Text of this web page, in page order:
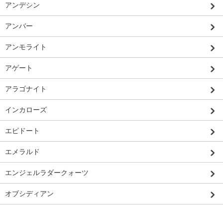
アンデシン
アンバー
アンモライト
アゲート
アラゴナイト
インカローズ
エピドート
エメラルド
エンジェルラダークォーツ
オブシディアン